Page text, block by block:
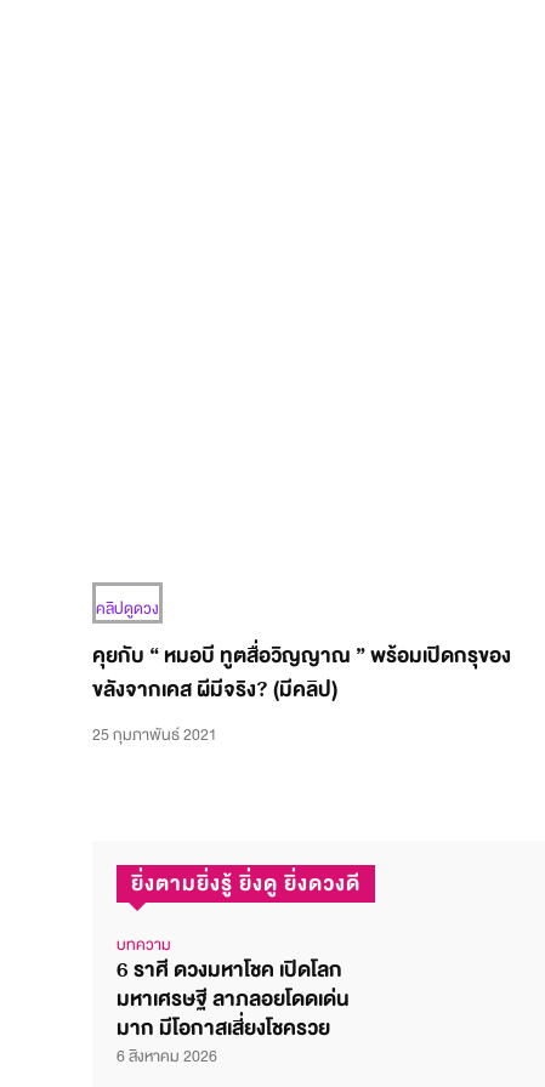
คลิปดูดวง
คุยกับ “ หมอบี ทูตสื่อวิญญาณ ” พร้อมเปิดกรุของ
ขลังจากเคส ผีมีจริง? (มีคลิป)
25 กุมภาพันธ์ 2021
ยิ่งตามยิ่งรู้ ยิ่งดู ยิ่งดวงดี
บทความ
6 ราศี ดวงมหาโชค เปิดโลก
มหาเศรษฐี ลาภลอยโดดเด่น
มาก มีโอกาสเสี่ยงโชครวย
6 สิงหาคม 2026